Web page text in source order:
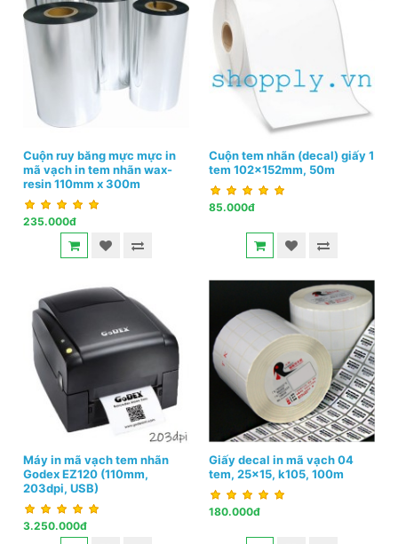
Cuộn ruy băng mực mực in
mã vạch in tem nhãn wax-
resin 110mm x 300m
235.000đ
Cuộn tem nhãn (decal) giấy 1
tem 102x152mm, 50m
85.000đ
Máy in mã vạch tem nhãn
Godex EZ120 (110mm,
203dpi, USB)
3.250.000đ
Giấy decal in mã vạch 04
tem, 25x15, k105, 100m
180.000đ